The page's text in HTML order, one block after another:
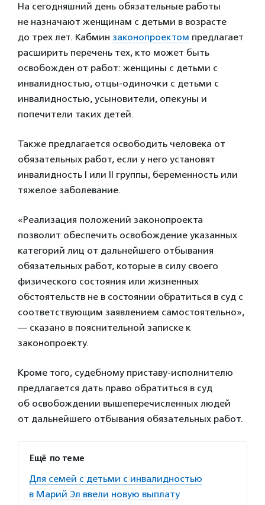
На сегодняшний день обязательные работы
не назначают женщинам с детьми в возрасте
до трех лет. Кабмин законопроектом предлагает
расширить перечень тех, кто может быть
освобожден от работ: женщины с детьми с
инвалидностью, отцы-одиночки с детьми с
инвалидностью, усыновители, опекуны и
попечители таких детей.
Также предлагается освободить человека от
обязательных работ, если у него установят
инвалидность I или II группы, беременность или
тяжелое заболевание.
«Реализация положений законопроекта
позволит обеспечить освобождение указанных
категорий лиц от дальнейшего отбывания
обязательных работ, которые в силу своего
физического состояния или жизненных
обстоятельств не в состоянии обратиться в суд с
соответствующим заявлением самостоятельно»,
— сказано в пояснительной записке к
законопроекту.
Кроме того, судебному приставу-исполнителю
предлагается дать право обратиться в суд
об освобождении вышеперечисленных людей
от дальнейшего отбывания обязательных работ.
Ещё по теме
Для семей с детьми с инвалидностью
в Марий Эл ввели новую выплату